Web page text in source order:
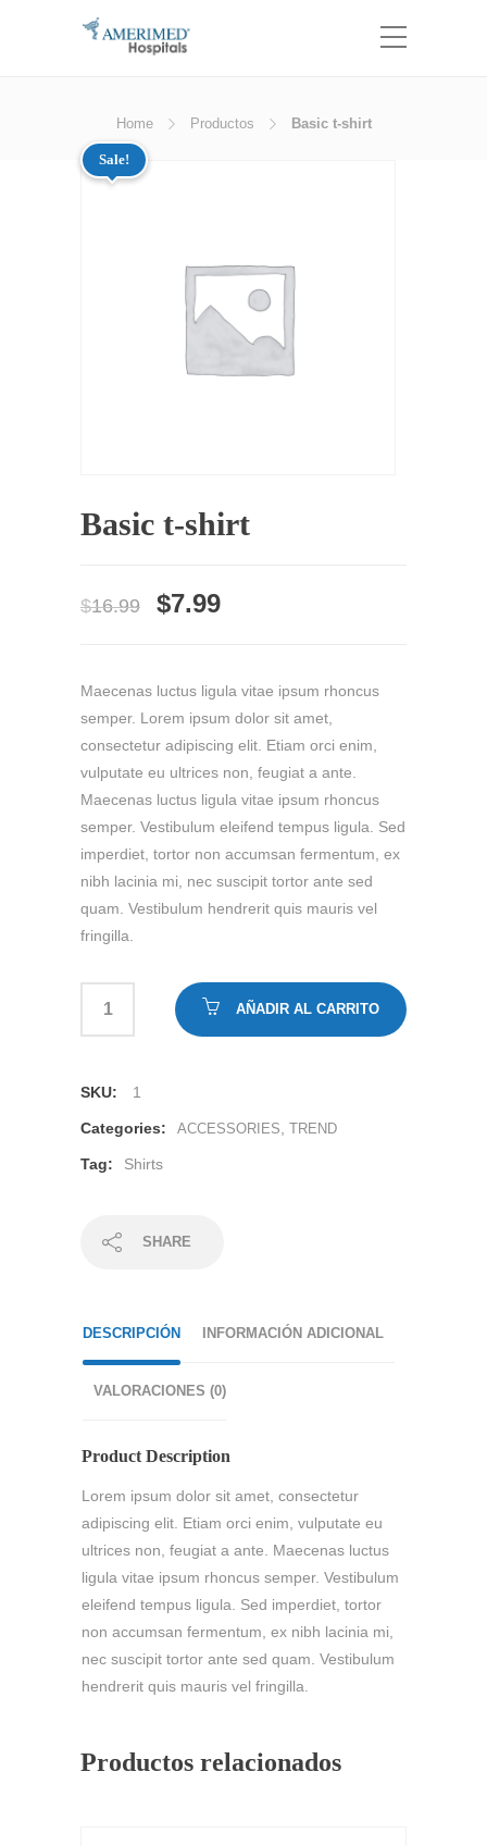
Home Productos Basic t-shirt
Sale!
Basic t-shirt
$16.99 $7.99
Maecenas luctus ligula vitae ipsum rhoncus
semper. Lorem ipsum dolor sit amet,
consectetur adipiscing elit. Etiam orci enim,
vulputate eu ultrices non, feugiat a ante.
Maecenas luctus ligula vitae ipsum rhoncus
semper. Vestibulum eleifend tempus ligula. Sed
imperdiet, tortor non accumsan fermentum, ex
nibh lacinia mi, nec suscipit tortor ante sed
quam. Vestibulum hendrerit quis mauris vel
fringilla.
AÑADIR AL CARRITO
SKU: 1
Categories: ACCESSORIES TREND
Tag: Shirts
SHARE
DESCRIPCIÓN INFORMACIÓN ADICIONAL
VALORACIONES (0)
Product Description
Lorem ipsum dolor sit amet, consectetur
adipiscing elit. Etiam orci enim, vulputate eu
ultrices non, feugiat a ante. Maecenas luctus
ligula vitae ipsum rhoncus semper. Vestibulum
eleifend tempus ligula. Sed imperdiet, tortor
non accumsan fermentum, ex nibh lacinia mi,
nec suscipit tortor ante sed quam. Vestibulum
hendrerit quis mauris vel fringilla.
Productos relacionados